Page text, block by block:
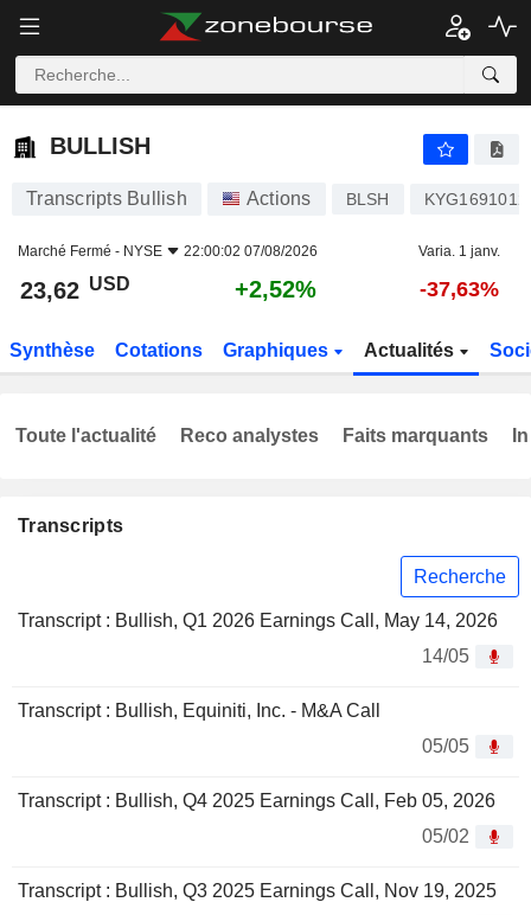
BULLISH
BULLISH
Transcripts Bullish Actions BLSH
Marché Fermé - NYSE 22:00:02 07/08/2026 Varia. 1 janv.
23,62 USD +2,52% -37,63%
Synthèse Cotations Graphiques Actualités
Transcripts
Recherche
Transcript : Bullish, Q1 2026 Earnings Call, May 14, 2026
14/05
Transcript : Bullish, Equiniti, Inc. - M&A Call
05/05
Transcript : Bullish, Q4 2025 Earnings Call, Feb 05, 2026
05/02
Transcript : Bullish, Q3 2025 Earnings Call, Nov 19, 2025
Toute l'actualité Reco analystes Faits marquants